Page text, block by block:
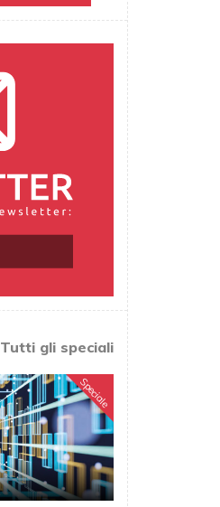
Tutti gli speciali
Speciale